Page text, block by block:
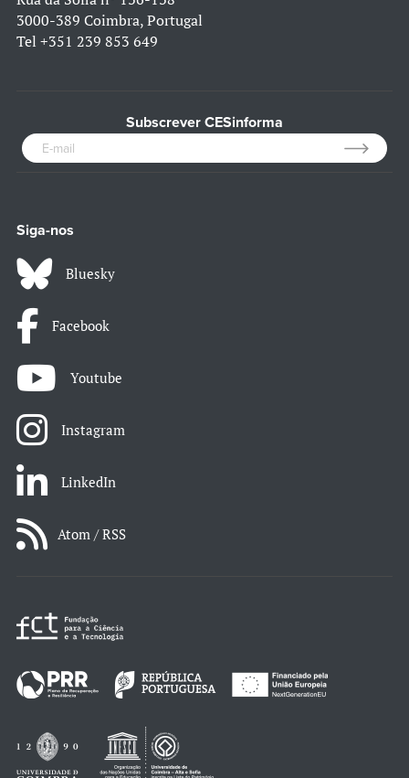
3000-389 Coimbra, Portugal
Tel +351 239 853 649
Subscrever CESinforma
Siga-nos
Bluesky
Facebook
Youtube
Instagram
LinkedIn
Atom / RSS